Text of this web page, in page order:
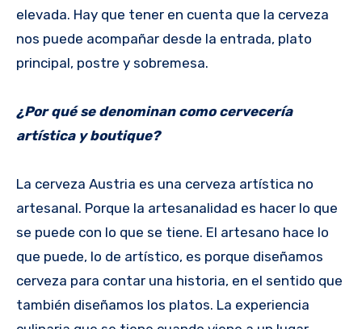
elevada. Hay que tener en cuenta que la cerveza
nos puede acompañar desde la entrada, plato
principal, postre y sobremesa.
¿Por qué se denominan como cervecería
artística y boutique?
La cerveza Austria es una cerveza artística no
artesanal. Porque la artesanalidad es hacer lo que
se puede con lo que se tiene. El artesano hace lo
que puede, lo de artístico, es porque diseñamos
cerveza para contar una historia, en el sentido que
también diseñamos los platos. La experiencia